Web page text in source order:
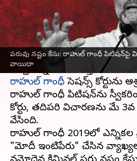
పరువు నష్టం కేసు: రాహుల్ గాంధీ
వాయిదా
వ్రాసిన వారు Stalin Apr 03, 2023 03:48 pm
ఈ వార్తాకథనం ఏంటి
పరువు నష్టం కేసులో తనను దోషిగా
తేల్చడాన్ని సవాల్ చేస్తూ
రాహుల్ గాంధీసెషన్స్ కోర్టును
రాహుల్ గాంధీ పిటిషన్‌ను
కోర్టు, తదిపరి విచారణను మే
వేసింది.
రాహుల్ గాంధీ 2019లో
"మోదీ ఇంటిపేరు" చేసిన